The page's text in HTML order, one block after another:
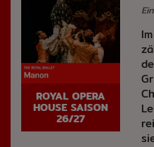
ROYAL OPERA
HOUSE SAISON
26/27